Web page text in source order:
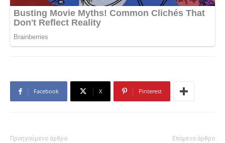
Facebook X Pinterest
Προηγούμενο άρθρο Επόμενο άρθρο